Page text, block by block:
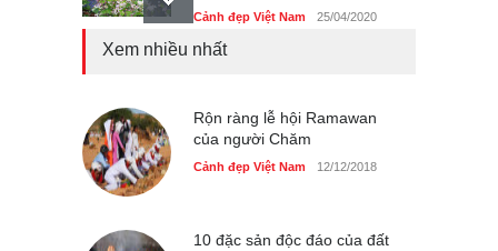
Cảnh đẹp Việt Nam 25/04/2020
Cảnh đẹp Việt Nam 24/04/2020
Những món ăn đồng quê
Xem nhiều nhất
Rộn ràng lễ hội Ramawan
của người Chăm
Cảnh đẹp Việt Nam 12/12/2018
10 đặc sản độc đáo của đất